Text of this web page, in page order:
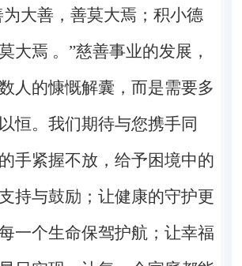
大善，善莫大焉；积小德
大焉 。”慈善事业的发展，
人的慷慨解囊，而是需要多
恒。我们期待与您携手同
手紧握不放，给予困境中的
持与鼓励；让健康的守护更
一个生命保驾护航；让幸福